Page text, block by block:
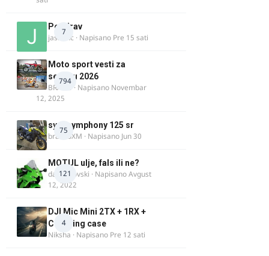
7
Pozdrav
jasminc · Napisano Pre 15 sati
794
Moto sport vesti za
sezonu 2026
BRACO · Napisano Novembar
12, 2025
75
sym symphony 125 sr
brankoXM · Napisano Jun 30
121
MOTUL ulje, fals ili ne?
dalipopovski · NapisanoAvgust
12, 2022
4
DJI Mic Mini 2TX + 1RX +
Charging case
Niksha · Napisano Pre 12 sati